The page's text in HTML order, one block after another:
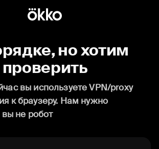
но хотим
вы используете VPN/proxy
к браузеру. Нам нужно
вы не робот